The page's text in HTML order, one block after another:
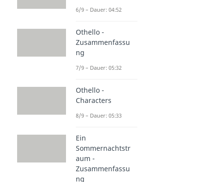
6/9 – Dauer: 04:52
Othello -
Zusammenfassu
ng
7/9 – Dauer: 05:32
Othello -
Characters
8/9 – Dauer: 05:33
Ein
Sommernachtstr
aum -
Zusammenfassu
ng